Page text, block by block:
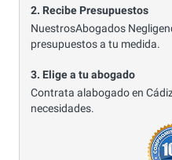
2. Recibe Presupuestos
NuestrosAbogados
presupuestos a tu medida.
3. Elige a tu abogado
Contrata alabogado en
necesidades.